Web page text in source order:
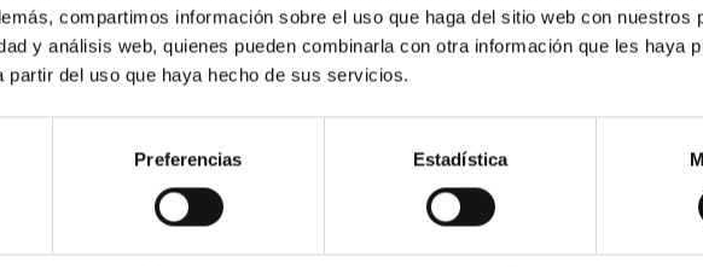
compartimos información sobre el uso que haga del sitio web con nuestros
y análisis web, quienes pueden combinarla con otra información que les haya
partir del uso que haya hecho de sus servicios.
Preferencias Estadística